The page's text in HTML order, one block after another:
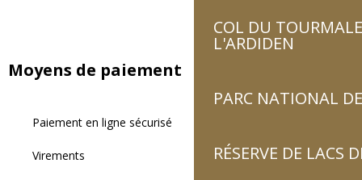
COL DU
L'ARDIDEN
PARC NATIONAL
RÉSERVE DE LACS
Moyens de paiement
Paiement en ligne sécurisé
Virements